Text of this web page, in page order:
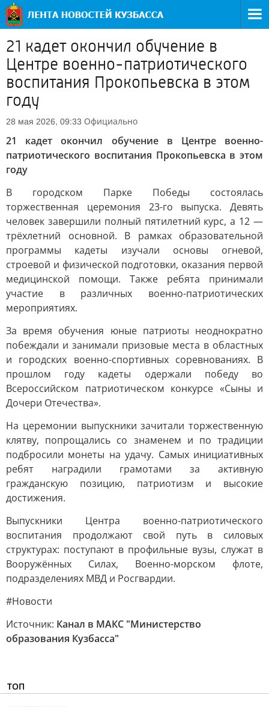
21 кадет окончил обучение в
Центре военно-патриотического
воспитания Прокопьевска в этом
году
28 мая 2026, 09:33 Официально
21 кадет окончил обучение в Центре военно-
патриотического воспитания Прокопьевска в этом
году
В городском Парке Победы состоялась
торжественная церемония 23-го выпуска. Девять
человек завершили полный пятилетний курс, а 12 —
трёхлетний основной. В рамках образовательной
программы кадеты изучали основы огневой,
строевой и физической подготовки, оказания первой
медицинской помощи. Также ребята принимали
участие в различных военно-патриотических
мероприятиях.
За время обучения юные патриоты неоднократно
побеждали и занимали призовые места в областных
и городских военно-спортивных соревнованиях. В
прошлом году кадеты одержали победу во
Всероссийском патриотическом конкурсе «Сыны и
Дочери Отечества».
На церемонии выпускники зачитали торжественную
клятву, попрощались со знаменем и по традиции
подбросили монеты на удачу. Самых инициативных
ребят наградили грамотами за активную
гражданскую позицию, патриотизм и высокие
достижения.
Выпускники Центра военно-патриотического
воспитания продолжают свой путь в силовых
структурах: поступают в профильные вузы, служат в
Вооружённых Силах, Военно-морском флоте,
подразделениях МВД и Росгвардии.
#Новости
Источник: Канал в МАКС "Министерство
образования Кузбасса"
ТОП